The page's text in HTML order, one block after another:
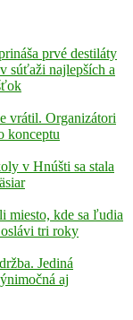
prvé destiláty
súťaži najlepších a
vrátil. Organizátori
konceptu
v Hnúšti sa stala
miesto, kde sa ľudia
tri roky
Jediná
aj